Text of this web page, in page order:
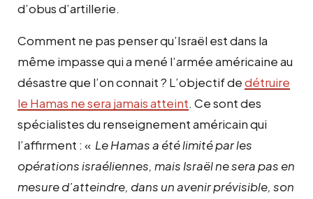
d’obus d’artillerie.
Comment ne pas penser qu’Israël est dans la
même impasse qui a mené l’armée américaine au
désastre que l’on connait ? L’objectif dedétruire
le Hamas ne sera jamais atteint. Ce sont des
spécialistes du renseignement américain qui
l’affirment : « Le Hamas a été limité par les
opérations israéliennes, mais Israël ne sera pas en
mesure d’atteindre, dans un avenir prévisible, son